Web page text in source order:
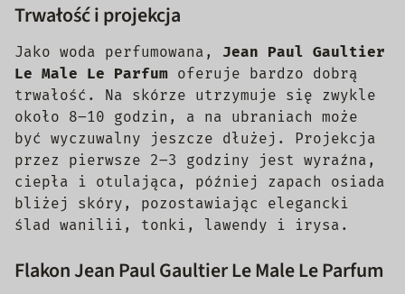
Trwałość i projekcja
Jako woda perfumowana, Jean Paul Gaultier
Le Male Le Parfum oferuje bardzo dobrą
trwałość. Na skórze utrzymuje się zwykle
około 8–10 godzin, a na ubraniach może
być wyczuwalny jeszcze dłużej. Projekcja
przez pierwsze 2–3 godziny jest wyraźna,
ciepła i otulająca, później zapach osiada
bliżej skóry, pozostawiając elegancki
ślad wanilii, tonki, lawendy i irysa.
Flakon Jean Paul Gaultier Le Male Le Parfum